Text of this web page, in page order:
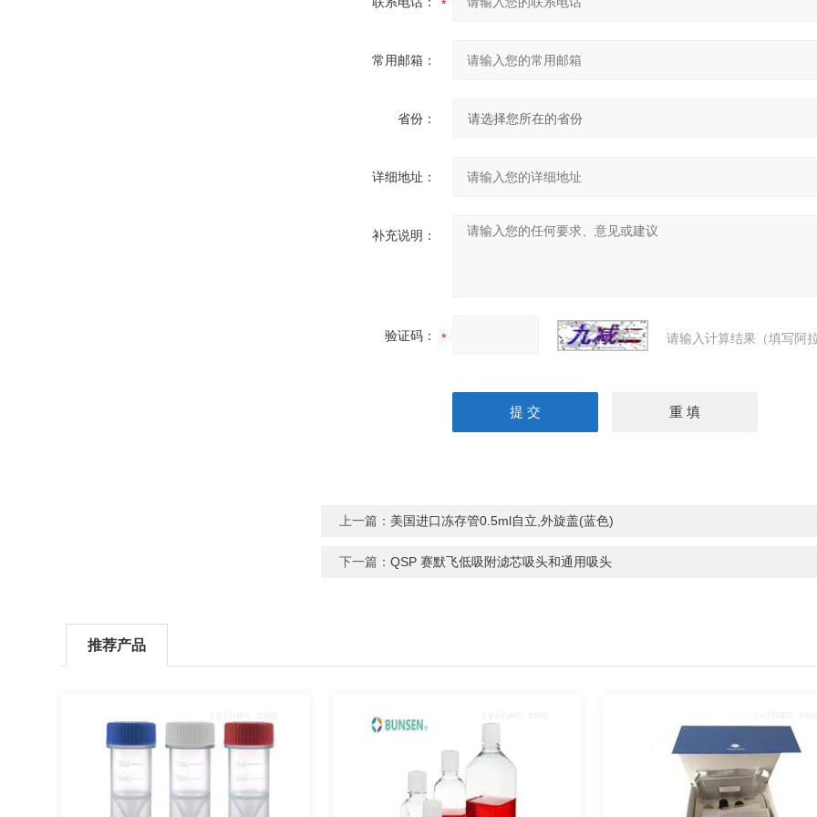
常用邮箱：
省份：
详细地址：
补充说明：
验证码： 请输入计算结果（填写阿
上一篇： 美国进口冻存管0.5ml自立,外旋盖(蓝色)
下一篇： QSP 赛默飞低吸附滤芯吸头和通用吸头
推荐产品